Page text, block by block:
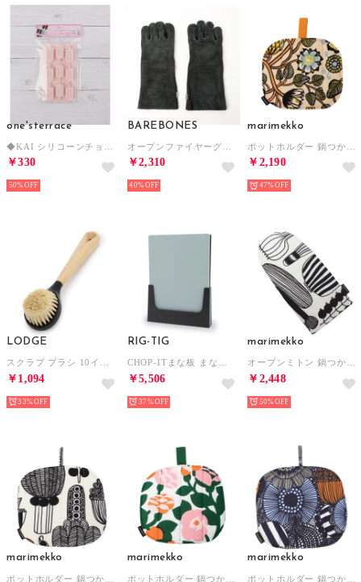
one'sterrace
￥330
50%
BAREBONES
￥2,310
40%
marimekko
￥2,190
47%
LODGE
スクラブ ブラシ 10インチ 生活雑貨【返品不可商品】 （他）
￥1,094
33%
RIG-TIG
CHOP-ITまな板 まな板 【返品不可商品】 （ブルー）
￥5,506
37%
marimekko
オーブンミトン 鍋つかみ 【返品不可商品】 （ブラック×オレンジ）
￥2,448
50%
marimekko marimekko marimekko